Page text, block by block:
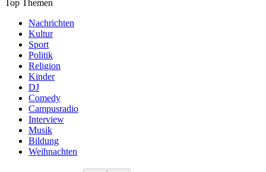
Top Themen
Nachrichten
Kultur
Sport
Politik
Religion
Kinder
DJ
Comedy
Campusradio
Interview
Musik
Bildung
Weihnachten